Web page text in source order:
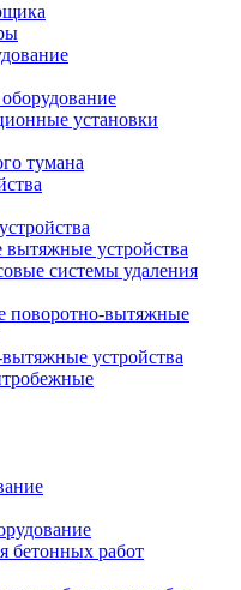
установки
тумана
устройства
системы удаления
поворотно-вытяжные
устройства
бетонных работ